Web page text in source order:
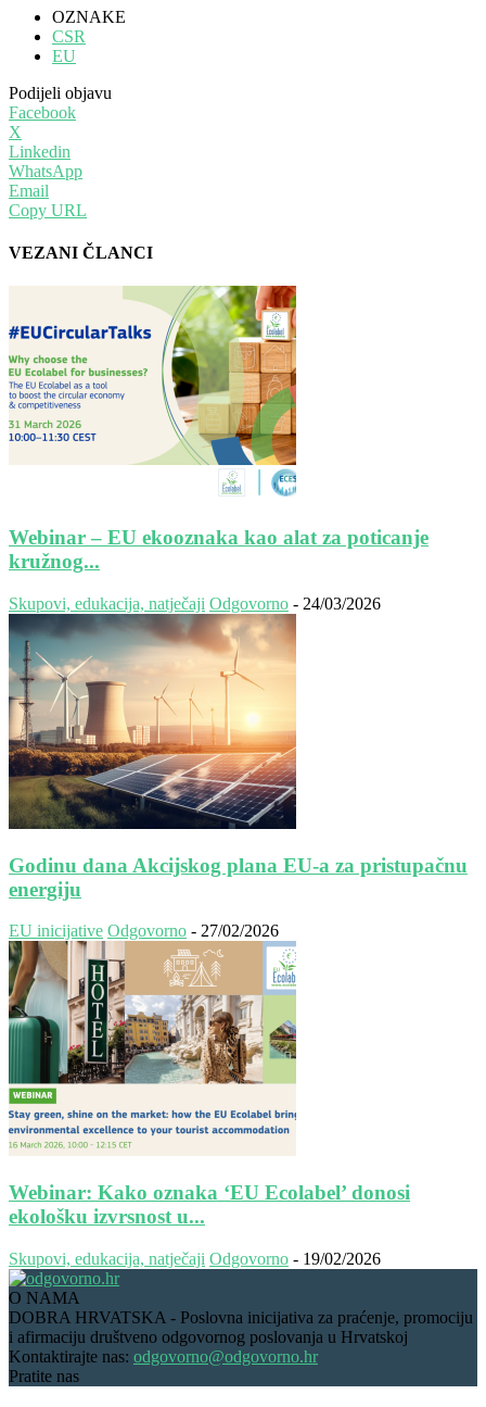
OZNAKE
CSR
EU
Podijeli objavu
Facebook
X
Linkedin
WhatsApp
Email
Copy URL
VEZANI ČLANCI
Webinar – EU ekooznaka kao alat za poticanje
kružnog...
Skupovi, edukacija, natječaji Odgovorno - 24/03/2026
Godinu dana Akcijskog plana EU-a za pristupačnu
energiju
EU inicijative Odgovorno - 27/02/2026
Webinar: Kako oznaka ‘EU Ecolabel’ donosi
ekološku izvrsnost u...
Skupovi, edukacija, natječaji Odgovorno - 19/02/2026
O NAMA
DOBRA HRVATSKA - Poslovna inicijativa za praćenje, promociju
i afirmaciju društveno odgovornog poslovanja u Hrvatskoj
Kontaktirajte nas: odgovorno@odgovorno.hr
Pratite nas